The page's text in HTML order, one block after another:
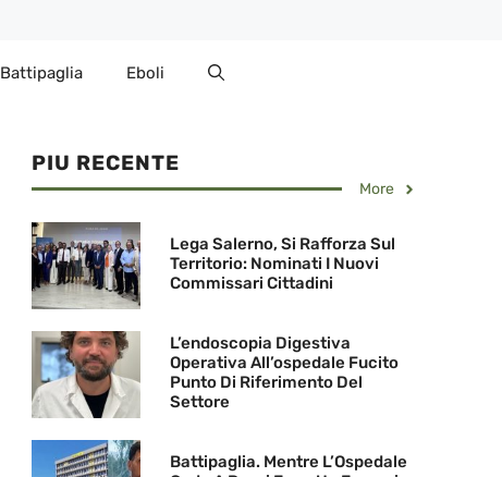
Battipaglia Eboli
PIU RECENTE
More
Lega Salerno, Si Rafforza Sul
Territorio: Nominati I Nuovi
Commissari Cittadini
L’endoscopia Digestiva
Operativa All’ospedale Fucito
Punto Di Riferimento Del
Settore
Battipaglia. Mentre L’Ospedale